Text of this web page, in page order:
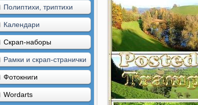
Полиптихи, триптихи
Календари
Скрап-наборы
Рамки и скрап-странички
Фотокниги
Wordarts